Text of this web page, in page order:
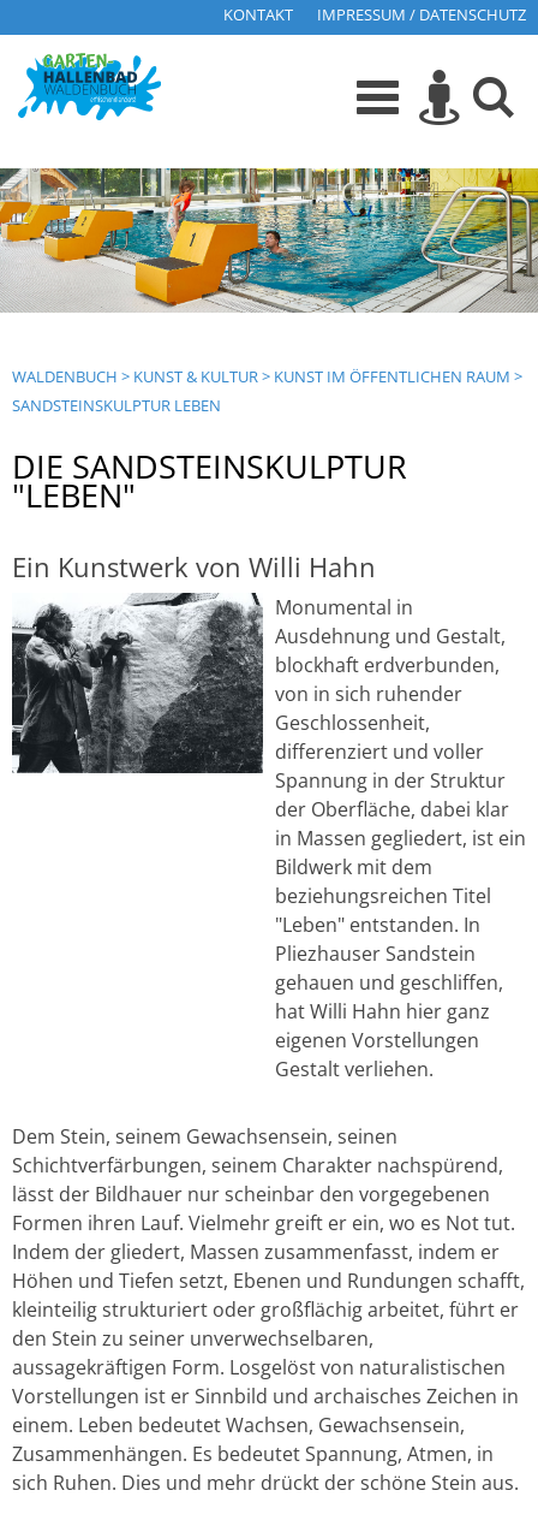
KONTAKT IMPRESSUM / DATENSCHUTZ
WALDENBUCH > KUNST & KULTUR> KUNST IM ÖFFENTLICHEN RAUM >
SANDSTEINSKULPTUR LEBEN
DIE SANDSTEINSKULPTUR
"LEBEN"
Ein Kunstwerk von Willi Hahn
Monumental in
Ausdehnung und Gestalt,
blockhaft erdverbunden,
von in sich ruhender
Geschlossenheit,
differenziert und voller
Spannung in der Struktur
der Oberfläche, dabei klar
in Massen gegliedert, ist ein
Bildwerk mit dem
beziehungsreichen Titel
"Leben" entstanden. In
Pliezhauser Sandstein
gehauen und geschliffen,
hat Willi Hahn hier ganz
eigenen Vorstellungen
Gestalt verliehen.
Dem Stein, seinem Gewachsensein, seinen
Schichtverfärbungen, seinem Charakter nachspürend,
lässt der Bildhauer nur scheinbar den vorgegebenen
Formen ihren Lauf. Vielmehr greift er ein, wo es Not tut.
Indem der gliedert, Massen zusammenfasst, indem er
Höhen und Tiefen setzt, Ebenen und Rundungen schafft,
kleinteilig strukturiert oder großflächig arbeitet, führt er
den Stein zu seiner unverwechselbaren,
aussagekräftigen Form. Losgelöst von naturalistischen
Vorstellungen ist er Sinnbild und archaisches Zeichen in
einem. Leben bedeutet Wachsen, Gewachsensein,
Zusammenhängen. Es bedeutet Spannung, Atmen, in
sich Ruhen. Dies und mehr drückt der schöne Stein aus.